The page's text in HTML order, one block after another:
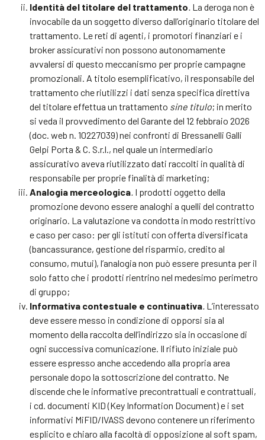
Identità del titolare del trattamento La deroga non è
invocabile da un soggetto diverso dall’originario titolare del
trattamento. Le reti di agenti, i promotori finanziari e i
broker assicurativi non possono autonomamente
avvalersi di questo meccanismo per proprie campagne
promozionali. A titolo esemplificativo, il responsabile del
trattamento che riutilizzi i dati senza specifica direttiva
del titolare effettua un trattamento sine titulo; in merito
si veda il provvedimento del Garante del 12 febbraio 2026
(doc. web n. 10227039) nei confronti di Bressanelli Galli
Gelpi Porta & C. S.r.l., nel quale un intermediario
assicurativo aveva riutilizzato dati raccolti in qualità di
responsabile per proprie finalità di marketing;
Analogia merceologica I prodotti oggetto della
promozione devono essere analoghi a quelli del contratto
originario. La valutazione va condotta in modo restrittivo
e caso per caso: per gli istituti con offerta diversificata
(bancassurance, gestione del risparmio, credito al
consumo, mutui), l’analogia non può essere presunta per il
solo fatto che i prodotti rientrino nel medesimo perimetro
di gruppo;
Informativa contestuale e continuativa L’interessato
deve essere messo in condizione di opporsi sia al
momento della raccolta dell’indirizzo sia in occasione di
ogni successiva comunicazione. Il rifiuto iniziale può
essere espresso anche accedendo alla propria area
personale dopo la sottoscrizione del contratto. Ne
discende che le informative precontrattuali e contrattuali,
i cd. documenti KID (Key Information Document) e i set
informativi MiFID/IVASS devono contenere un riferimento
esplicito e chiaro alla facoltà di opposizione al soft spam,